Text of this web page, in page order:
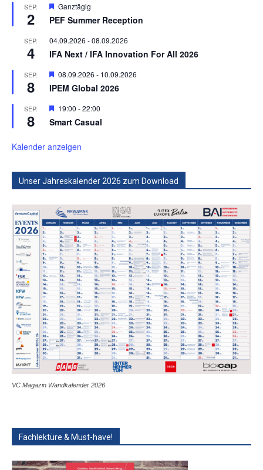
SEP.
2
Hervorgehoben
Ganztägig
PEF Summer Reception
SEP.
4
04.09.2026 -08.09.2026
IFA Next / IFA Innovation For All 2026
SEP.
8
Hervorgehoben
08.09.2026 - 10.09.2026
IPEM Global 2026
SEP.
8
Hervorgehoben
19:00 -22:00
Smart Casual
Kalender anzeigen
Unser Jahreskalender 2026 zum Download
VC Magazin Wandkalender 2026
Fachlektüre & Must-have!